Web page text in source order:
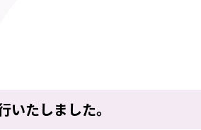
いたしました。